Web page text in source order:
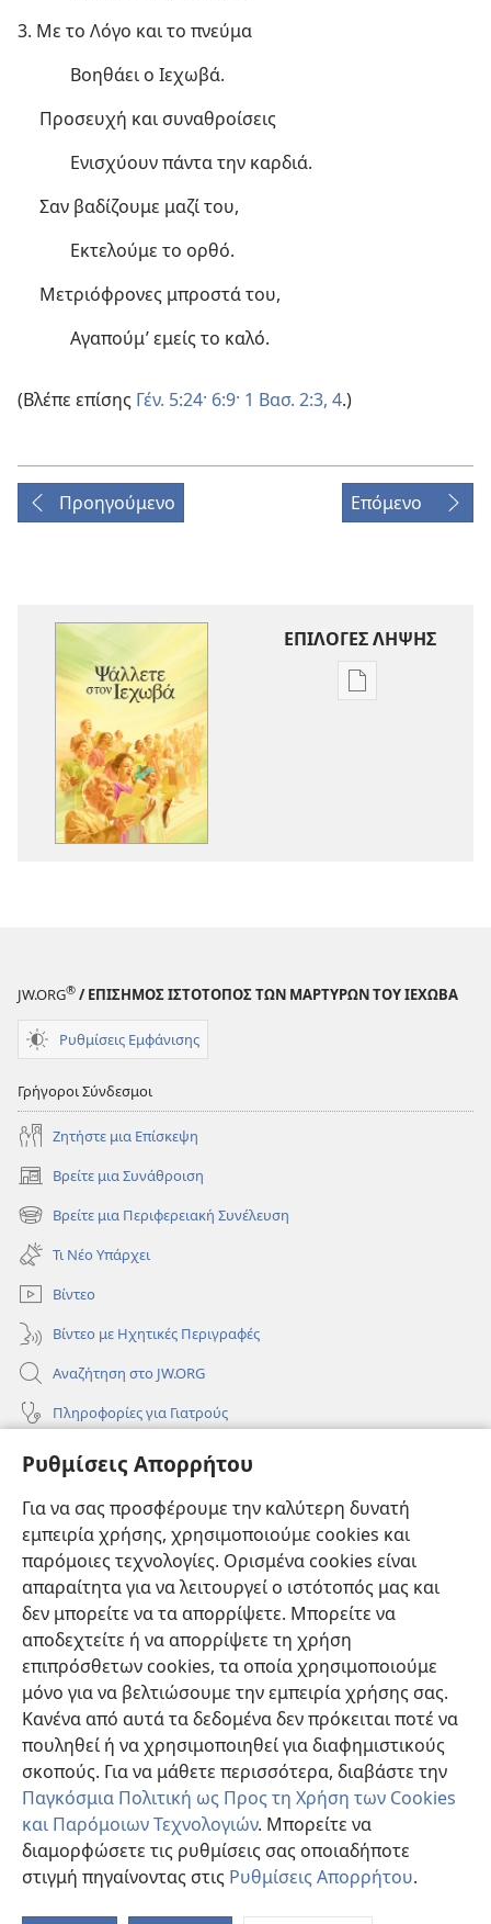
Ρυθμίσεις Απορρήτου
Για να σας προσφέρουμε την καλύτερη δυνατή
εμπειρία χρήσης, χρησιμοποιούμε cookies και
παρόμοιες τεχνολογίες. Ορισμένα cookies είναι
απαραίτητα για να λειτουργεί ο ιστότοπός μας και
δεν μπορείτε να τα απορρίψετε. Μπορείτε να
αποδεχτείτε ή να απορρίψετε τη χρήση
επιπρόσθετων cookies, τα οποία χρησιμοποιούμε
μόνο για να βελτιώσουμε την εμπειρία χρήσης σας.
Κανένα από αυτά τα δεδομένα δεν πρόκειται ποτέ να
πουληθεί ή να χρησιμοποιηθεί για διαφημιστικούς
σκοπούς. Για να μάθετε περισσότερα, διαβάστε την
Παγκόσμια Πολιτική ως Προς τη Χρήση των Cookies
και Παρόμοιων Τεχνολογιών. Μπορείτε να
διαμορφώσετε τις ρυθμίσεις σας οποιαδήποτε
στιγμή πηγαίνοντας στις Ρυθμίσεις Απορρήτου.
3. Με το Λόγο και το πνεύμα
Βοηθάει ο Ιεχωβά.
Προσευχή και συναθροίσεις
Ενισχύουν πάντα την καρδιά.
Σαν βαδίζουμε μαζί του,
Εκτελούμε το ορθό.
Μετριόφρονες μπροστά του,
Αγαπούμ’ εμείς το καλό.
(Βλέπε επίσης Γέν. 5:24· 6:9· 1 Βασ. 2:3, 4.)
Προηγούμενο Επόμενο
ΕΠΙΛΟΓΕΣ ΛΗΨΗΣ
Επιλογές
JW.ORG® / ΕΠΙΣΗΜΟΣ ΙΣΤΟΤΟΠΟΣ ΤΩΝ ΜΑΡΤΥΡΩΝ ΤΟΥ ΙΕΧΩΒΑ
Ρυθμίσεις Εμφάνισης
Γρήγοροι Σύνδεσμοι
Ζητήστε μια Επίσκεψη
Βρείτε μια Συνάθροιση
(ανοίγει
νέο
παράθυρο)
Βρείτε μια Περιφερειακή Συνέλευση
(ανοίγει
νέο
παράθυρο)
Τι Νέο Υπάρχει
Βίντεο
Βίντεο με Ηχητικές Περιγραφές
Αναζήτηση στο JW.ORG
Πληροφορίες για Γιατρούς
Πληροφορίες για Επίσημους Φορείς και ΜΜΕ
Συνεισφορές
(ανοίγει
παράθυρο)ΔΙΑΔΙΚΤΥΑΚΗ ΒΙΒΛΙΟΘΗΚΗ της Σκοπιάς™
(ανοίγει
νέο
παράθυρο)
JW Hub ®
(ανοίγει
νέο
παράθυρο)JW Library®
Βιβλιοθήκη της Σκοπιάς
Copyright
© 2026 Watch Tower Bible and Tract Society of Pennsylvania.
ΟΡΟΙ ΧΡΗΣΗΣ |ΠΟΛΙΤΙΚΗ ΑΠΟΡΡΗΤΟΥ |ΡΥΘΜΙΣΕΙΣ ΑΠΟΡΡΗΤΟΥ